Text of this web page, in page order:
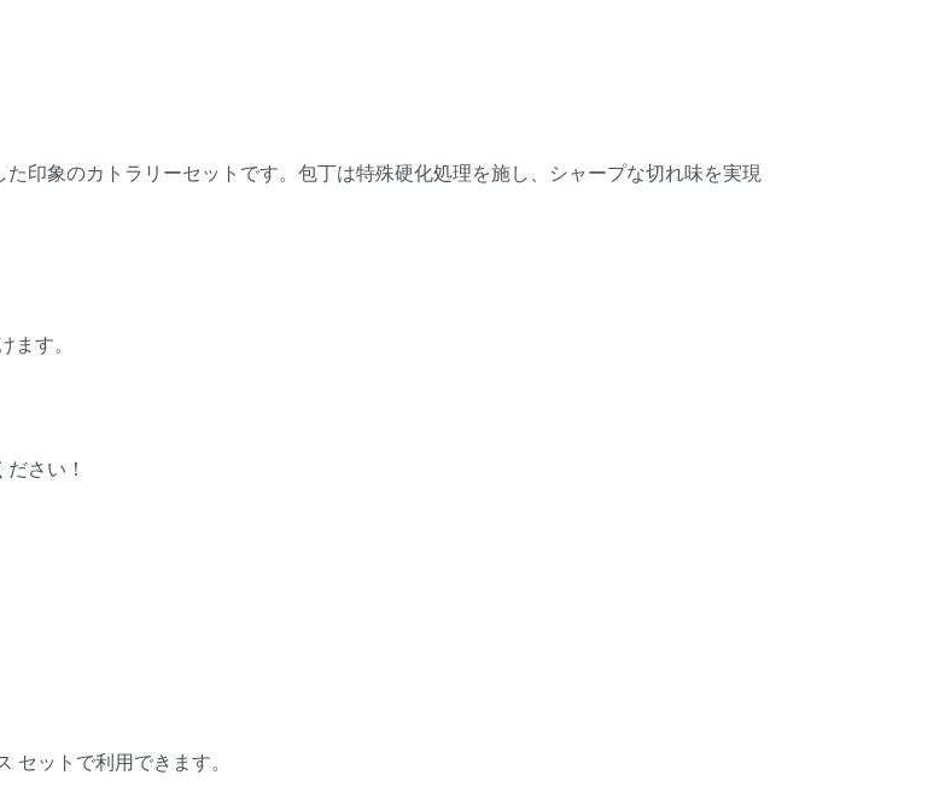
印象のカトラリーセットです。包丁は特殊硬化処理を施し、シャープな切れ味を実現
ます。
さい！
セットで利用できます。